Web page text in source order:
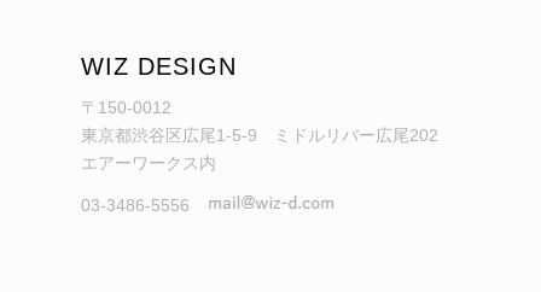
WIZ DESIGN
〒150-0012
東京都渋谷区広尾1-5-9 ミドルリバー広尾202
エアーワークス内
03-3486-5556